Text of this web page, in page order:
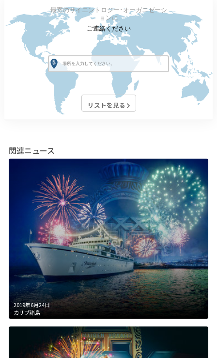
最寄のサイエントロジー･オーガニゼーシ
ョンに
ご連絡ください
リストを見る
関連ニュース
2019年6月24日
カリブ諸島